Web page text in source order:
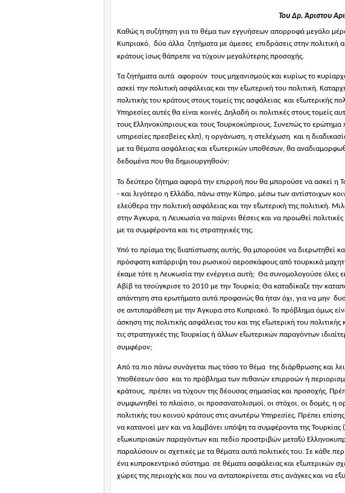
Του Δρ. Άριστου
Καθώς η συζήτηση για το θέμα των εγγυήσεων απορροφά μεγάλο
Κυπριακό, δύο άλλα ζητήματα με άμεσες επιδράσεις στην πολιτική
κράτους ίσως θάπρεπε να τύχουν μεγαλύτερης προσοχής.
Τα ζητήματα αυτά αφορούν τους μηχανισμούς και κυρίως το
ασκεί την πολιτική ασφάλειας και την εξωτερική του πολιτική.
πολιτικής του κράτους στους τομείς της ασφάλειας και εξωτερικής
Υπηρεσίες αυτές θα είναι κοινές. Δηλαδή οι πολιτικές στους τομείς
τους Ελληνοκύπριους και τους Τουρκοκύπριους. Συνεπώς το
υπηρεσίες πρεσβείες κλπ), η οργάνωση, η στελέχωση και η
με τα θέματα ασφάλειας και εξωτερικών υποθέσων, θα
δεδομένα που θα δημιουργηθούν;
Το δεύτερο ζήτημα αφορά την επιρροή που θα μπορούσε να ασκεί η
- και λιγότερο η Ελλάδα, πάνω στην Κύπρο, μέσω των αντίστοιχων
ελεύθερα την πολιτική ασφάλειας και την εξωτερική της πολιτική.
στην Άγκυρα, η Λευκωσία να παίρνει θέσεις και να προωθεί
με τα συμφέροντα και τις στρατηγικές της.
Υπό το πρίσμα της διαπίστωσης αυτής, θα μπορούσε να διερωτηθεί
πρόσφατη κατάρριψη του ρωσικού αεροσκάφους από τουρκικά
έκαμε τότε η Λευκωσία την ενέργεια αυτή; Θα συνομολογούσε όλες
Αβίβ τα τσούγκρισε το 2010 με την Τουρκία; Θα καταδίκαζε την
απάντηση στα ερωτήματα αυτά προφανώς θα ήταν όχι, για να μην
σε αντιπαράθεση με την Άγκυρα στο Κυπριακό. Το πρόβλημα όμως
άσκηση της πολιτικής ασφάλειας του και της εξωτερική του
τις στρατηγικές της Τουρκίας ή άλλων εξωτερικών παραγόντων
συμφέρον;
Από τα πιο πάνω συνάγεται πως τόσο το θέμα της διάρθρωσης και
Υποθέσεων όσο και το πρόβλημα των πιθανών επιρροών ή
κράτους, πρέπει να τύχουν της δέουσας σημασίας και προσοχής.
συμφωνηθεί το πλαίσιο, οι προσανατολισμοί, οι στόχοι, οι δομές, η
πολιτικής του κοινού κράτους στις ανωτέρω Υπηρεσίες. Πρέπει
να κατανοεί μεν και να λαμβάνει υπόψη τα συμφέροντα της Τουρκίας
εξωκυπριακών παραγόντων και πεδίο προστριβών μεταξύ
παραλύσουν οι σχετικές με τα θέματα αυτά πολιτικές του. Σε κάθε
ένα κυπροκεντρικό σύστημα σε θέματα ασφάλειας και εξωτερικών
χώρες της περιοχής και που να ανταποκρίνεται στις ανάγκες και να